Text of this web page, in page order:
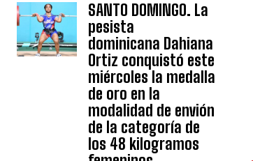
SANTO DOMINGO. La
pesista
dominicana Dahiana
Ortiz conquistó este
miércoles la medalla
de oro en la
modalidad de envión
de la categoría de
los 48 kilogramos